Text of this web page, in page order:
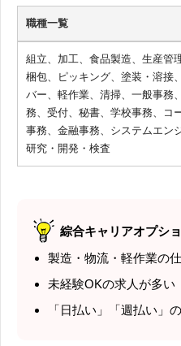
職種一覧
組立、加工、食品製造、生産管
梱包、ピッキング、塗装・溶接
バー、軽作業、清掃、一般事務
務、受付、秘書、学校事務、コ
事務、金融事務、システムエン
研究・開発・検査
綜合キャリアオプシ
製造・物流・軽作業の
未経験OKの求人が多い
「日払い」「週払い」